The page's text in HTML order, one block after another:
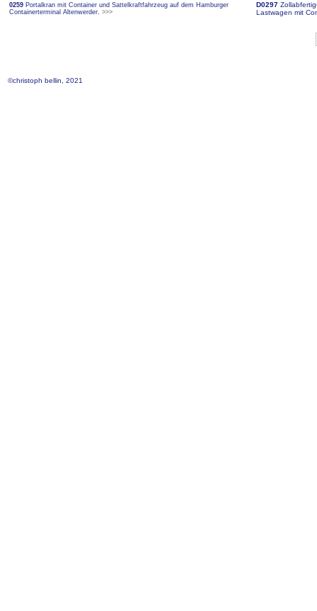
0259 Portalkran mit Container und Sattelkraftfahrzeug auf dem Hamburger
Containerterminal Altenwerder. >>>
D0297
Lastwagen mit
©christoph bellin, 2021